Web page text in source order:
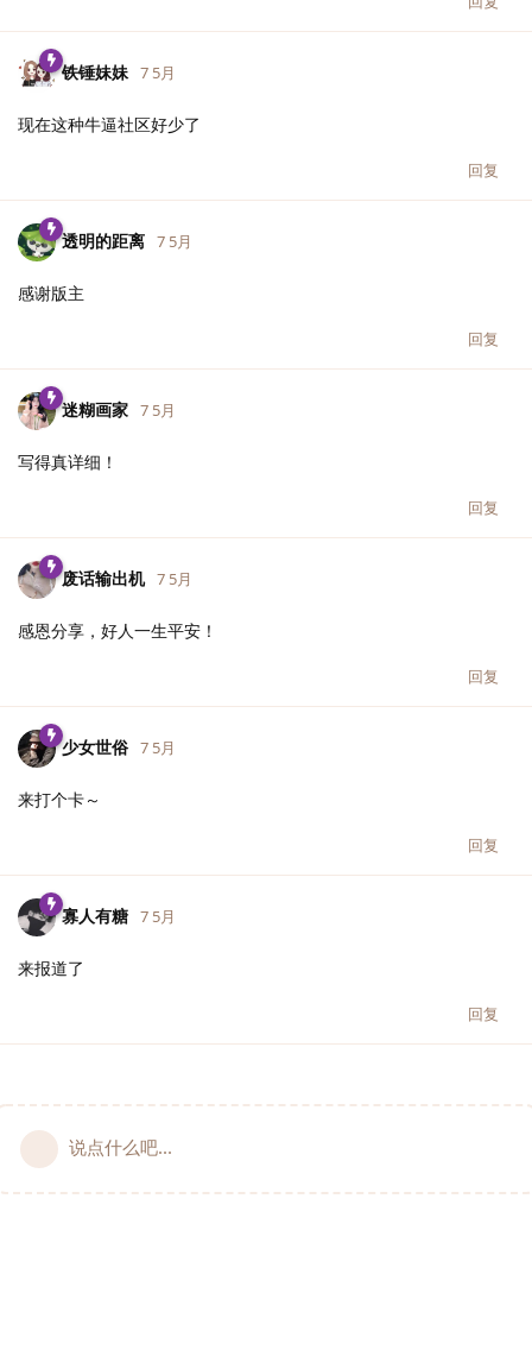
铁锤妹妹 7 5月
现在这种牛逼社区好少了
回复
透明的距离 7 5月
感谢版主
回复
迷糊画家 7 5月
写得真详细！
回复
废话输出机 7 5月
感恩分享，好人一生平安！
回复
少女世俗 7 5月
来打个卡～
回复
寡人有糖 7 5月
来报道了
回复
说点什么吧...